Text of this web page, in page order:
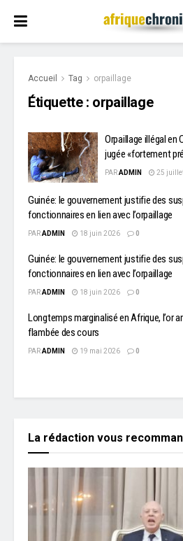
Accueil Tag orpaillage
Étiquette : orpaillage
Orpaillage illégal en
jugée «fortement
PARADMIN 25
Guinée: le gouvernement justifie des
fonctionnaires en lien avec l’orpaillage
PARADMIN 18 juin 2026 0
Guinée: le gouvernement justifie des
fonctionnaires en lien avec l’orpaillage
PARADMIN 18 juin 2026 0
Longtemps marginalisé en Afrique, l’or
flambée des cours
PARADMIN 19 mai 2026 0
La rédaction vous